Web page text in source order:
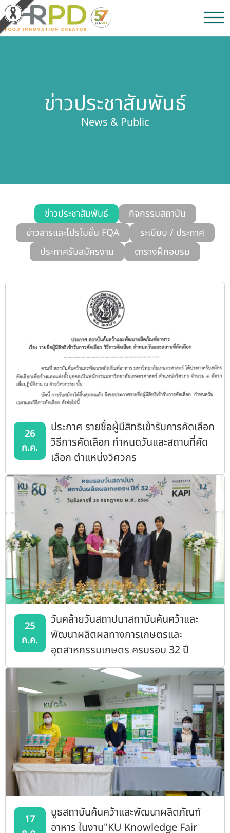
ผลิตภัณฑ์และจำหน่าย
เกี่ยวกับสถาบัน
บุคลากรสถาบัน
รับข้อร้องเรียนและข้อเสนอแนะ
ระบบสารสนเทศ (ใน)
สายตรงผู้บริหาร
ข่าวประชาสัมพันธ์
News & Public
ข่าวประชาสัมพันธ์
กิจกรรมสถาบัน
ข่าวสารและโปรโมชั่น FQA
ระเบียบ / ประกาศ
ประกาศรับสมัครงาน
ตารางฝึกอบรม
26
ก.ค.
ประกาศ รายชื่อผู้มีสิทธิเข้ารับการคัดเลือก
วิธีการคัดเลือก กำหนดวันและสถานที่คัด
เลือก ตำแหน่งวิศวกร
25
ก.ค.
วันคล้ายวันสถาปนาสถาบันค้นคว้าและ
พัฒนาผลิตผลทางการเกษตรและ
อุตสาหกรรมเกษตร ครบรอบ 32 ปี
17
บูธสถาบันค้นคว้าและพัฒนาผลิตภัณฑ์
อาหาร ในงาน"KU Knowledge Fair